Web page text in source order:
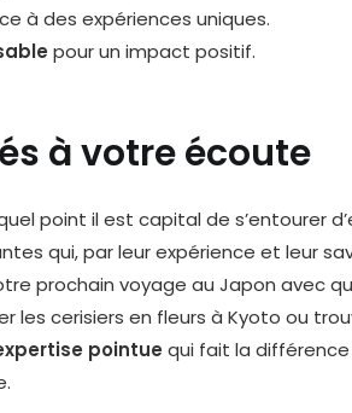
à des expériences uniques.
pour un impact positif.
à votre écoute
point il est capital de s’entourer
qui, par leur expérience et leur
prochain voyage au Japon avec
les cerisiers en fleurs à Kyoto ou
pointue qui fait la